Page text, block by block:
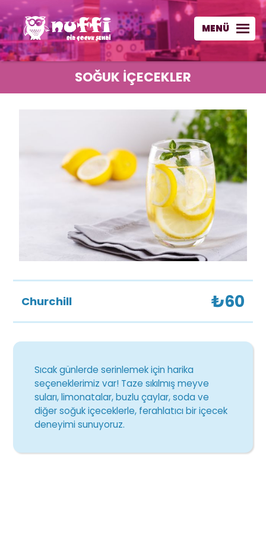
MENÜ
SOĞUK İÇECEKLER
Churchill ₺60
Sıcak günlerde serinlemek için harika
seçeneklerimiz var! Taze sıkılmış meyve
suları, limonatalar, buzlu çaylar, soda ve
diğer soğuk içeceklerle, ferahlatıcı bir içecek
deneyimi sunuyoruz.